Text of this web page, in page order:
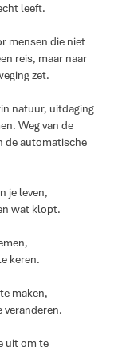
leeft.
mensen die niet
reis, maar naar
zet.
natuur, uitdaging
Weg van de
de automatische
je leven,
wat klopt.
keren.
maken,
veranderen.
uit om te